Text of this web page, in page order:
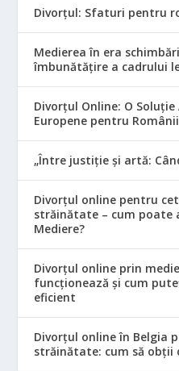
Divorțul: Sfaturi pentru
Medierea în era
îmbunătățire a cadrului
Divorțul Online: O
Europene pentru
„Între justiție și artă:
Divorțul online pentru
străinătate – cum poate
Mediere?
Divorțul online prin
funcționează și cum
eficient
Divorțul online în Belgia
străinătate: cum să obții